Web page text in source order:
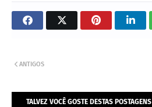
ANTIGOS
TALVEZ VOCÊ GOSTE DESTAS POSTAGENS